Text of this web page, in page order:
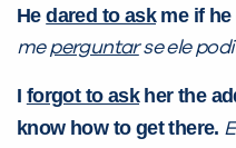
Hedared to askme if he
meperguntarse ele
I forgot to askher the
know how to get there.
Você é aluno inFlux?
Sim Não